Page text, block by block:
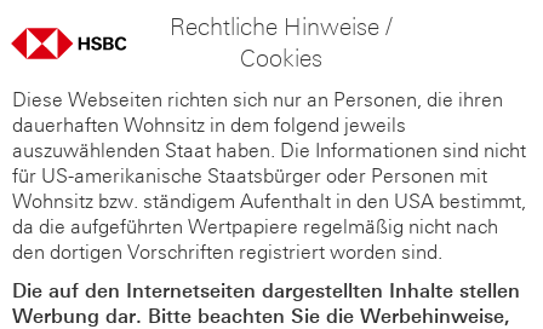
Rechtliche Hinweise /
Cookies
Diese Webseiten richten sich nur an Personen, die ihren
dauerhaften Wohnsitz in dem folgend jeweils
auszuwählenden Staat haben. Die Informationen sind nicht
für US-amerikanische Staatsbürger oder Personen mit
Wohnsitz bzw. ständigem Aufenthalt in den USA bestimmt,
da die aufgeführten Wertpapiere regelmäßig nicht nach
den dortigen Vorschriften registriert worden sind.
Die auf den Internetseiten dargestellten Inhalte stellen
Werbung dar. Bitte beachten Sie die Werbehinweise,